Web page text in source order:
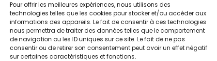
Pour offrir les meilleures expériences, nous utilisons des
technologies telles que les cookies pour stocker et/ou accéder aux
informations des appareils. Le fait de consentir à ces technologies
nous permettra de traiter des données telles que le comportement
de navigation ou les ID uniques sur ce site. Le fait de ne pas
consentir ou de retirer son consentement peut avoir un effet négatif
sur certaines caractéristiques et fonctions.